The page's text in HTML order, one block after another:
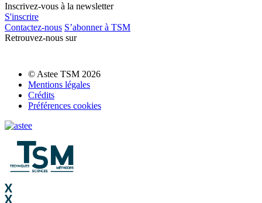
Inscrivez-vous à la newsletter
S'inscrire
Contactez-nous S’abonner à TSM
Retrouvez-nous sur
© Astee TSM 2026
Mentions légales
Crédits
Préférences cookies